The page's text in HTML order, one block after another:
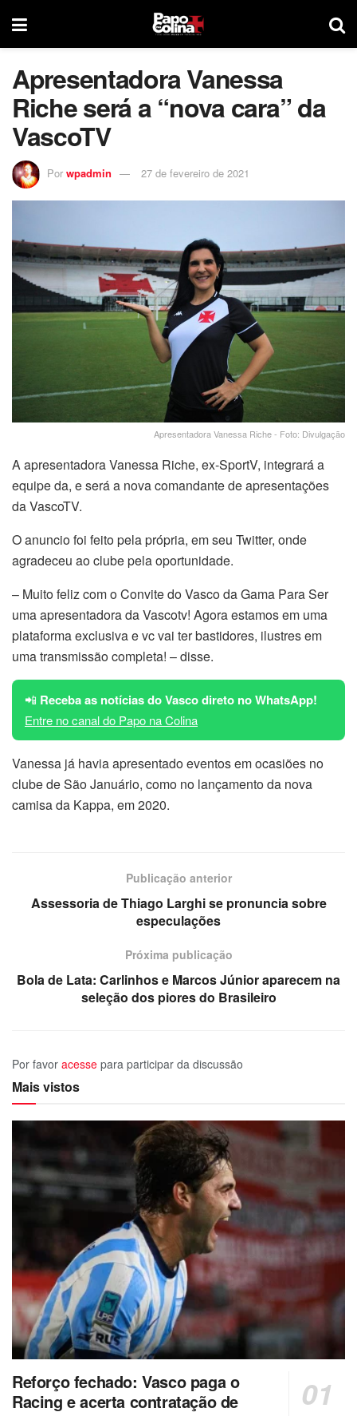
Apresentadora Vanessa
Riche será a “nova cara” da
VascoTV
Por wpadmin 27 de fevereiro de 2021
Apresentadora Vanessa Riche - Foto: Divulgação
A apresentadora Vanessa Riche, ex-SportV, integrará a
equipe da, e será a nova comandante de apresentações
da VascoTV.
O anuncio foi feito pela própria, em seu Twitter, onde
agradeceu ao clube pela oportunidade.
– Muito feliz com o Convite do Vasco da Gama Para Ser
uma apresentadora da Vascotv! Agora estamos em uma
plataforma exclusiva e vc vai ter bastidores, ilustres em
uma transmissão completa! – disse.
📲 Receba as notícias do Vasco direto no WhatsApp!
Entre no canal do Papo na Colina
Vanessa já havia apresentado eventos em ocasiões no
clube de São Januário, como no lançamento da nova
camisa da Kappa, em 2020.
Publicação anterior
Assessoria de Thiago Larghi se pronuncia sobre
especulações
Próxima publicação
Bola de Lata: Carlinhos e Marcos Júnior aparecem na
seleção dos piores do Brasileiro
Por favor acesse para participar da discussão
Mais vistos
Reforço fechado: Vasco paga o
Racing e acerta contratação de